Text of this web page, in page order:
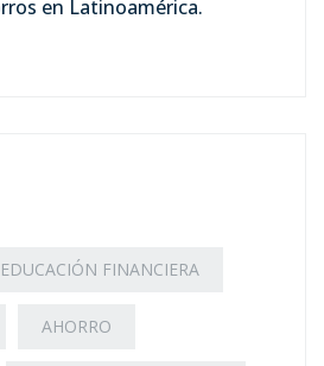
en Latinoamérica.
EDUCACIÓN FINANCIERA
AHORRO